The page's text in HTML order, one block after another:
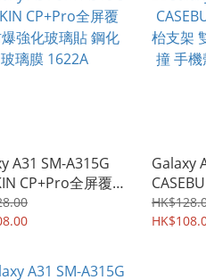
A31 SM-A315G
CP+Pro全屏覆
強化玻璃貼 鋼化
1622A
Galaxy
枱支架
撞 手機